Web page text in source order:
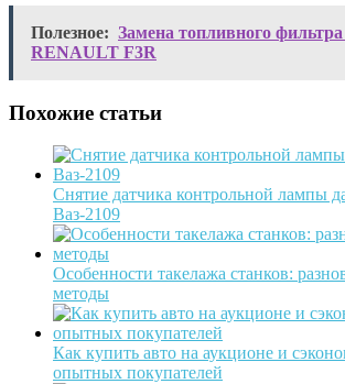
Полезное: Замена топливного фильтра
RENAULT F3R
Похожие статьи
Снятие датчика контрольной лампы
Ваз-2109
Особенности такелажа станков:
методы
Как купить авто на аукционе и
опытных покупателей